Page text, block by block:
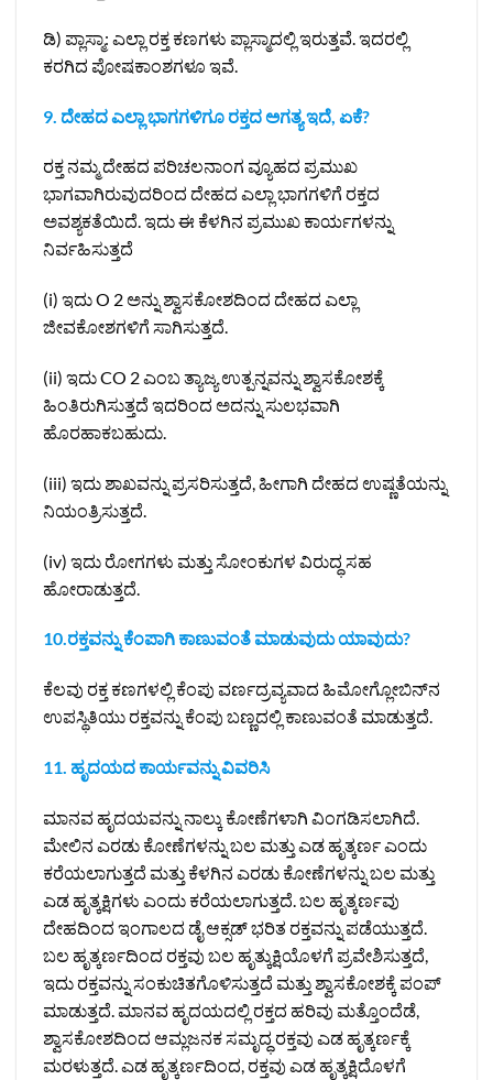
ಡಿ) ಪ್ಲಾಸ್ಮಾ: ಎಲ್ಲಾ ರಕ್ತ ಕಣಗಳು ಪ್ಲಾಸ್ಮಾದಲ್ಲಿ ಇರುತ್ತವೆ. ಇದರಲ್ಲಿ
ಕರಗಿದ ಪೋಷಕಾಂಶಗಳೂ ಇವೆ.
9. ದೇಹದ ಎಲ್ಲಾ ಭಾಗಗಳಿಗೂ ರಕ್ತದ ಅಗತ್ಯ ಇದೆ, ಏಕೆ?
ರಕ್ತ ನಮ್ಮ ದೇಹದ ಪರಿಚಲನಾಂಗ ವ್ಯೂಹದ ಪ್ರಮುಖ
ಭಾಗವಾಗಿರುವುದರಿಂದ ದೇಹದ ಎಲ್ಲಾ ಭಾಗಗಳಿಗೆ ರಕ್ತದ
ಅವಶ್ಯಕತೆಯಿದೆ. ಇದು ಈ ಕೆಳಗಿನ ಪ್ರಮುಖ ಕಾರ್ಯಗಳನ್ನು
ನಿರ್ವಹಿಸುತ್ತದೆ
(i) ಇದು O 2 ಅನ್ನು ಶ್ವಾಸಕೋಶದಿಂದ ದೇಹದ ಎಲ್ಲಾ
ಜೀವಕೋಶಗಳಿಗೆ ಸಾಗಿಸುತ್ತದೆ.
(ii) ಇದು CO 2 ಎಂಬ ತ್ಯಾಜ್ಯ ಉತ್ಪನ್ನವನ್ನು ಶ್ವಾಸಕೋಶಕ್ಕೆ
ಹಿಂತಿರುಗಿಸುತ್ತದೆ ಇದರಿಂದ ಅದನ್ನು ಸುಲಭವಾಗಿ
ಹೊರಹಾಕಬಹುದು.
(iii) ಇದು ಶಾಖವನ್ನು ಪ್ರಸರಿಸುತ್ತದೆ, ಹೀಗಾಗಿ ದೇಹದ ಉಷ್ಣತೆಯನ್ನು
ನಿಯಂತ್ರಿಸುತ್ತದೆ.
(iv) ಇದು ರೋಗಗಳು ಮತ್ತು ಸೋಂಕುಗಳ ವಿರುದ್ಧ ಸಹ
ಹೋರಾಡುತ್ತದೆ.
10.ರಕ್ತವನ್ನು ಕೆಂಪಾಗಿ ಕಾಣುವಂತೆ ಮಾಡುವುದು ಯಾವುದು?
ಕೆಲವು ರಕ್ತ ಕಣಗಳಲ್ಲಿ ಕೆಂಪು ವರ್ಣದ್ರವ್ಯವಾದ ಹಿಮೋಗ್ಲೋಬಿನ್‌ನ
ಉಪಸ್ಥಿತಿಯು ರಕ್ತವನ್ನು ಕೆಂಪು ಬಣ್ಣದಲ್ಲಿ ಕಾಣುವಂತೆ ಮಾಡುತ್ತದೆ.
11. ಹೃದಯದ ಕಾರ್ಯವನ್ನು ವಿವರಿಸಿ
ಮಾನವ ಹೃದಯವನ್ನು ನಾಲ್ಕು ಕೋಣೆಗಳಾಗಿ ವಿಂಗಡಿಸಲಾಗಿದೆ.
ಮೇಲಿನ ಎರಡು ಕೋಣೆಗಳನ್ನು ಬಲ ಮತ್ತು ಎಡ ಹೃತ್ಕರ್ಣ ಎಂದು
ಕರೆಯಲಾಗುತ್ತದೆ ಮತ್ತು ಕೆಳಗಿನ ಎರಡು ಕೋಣೆಗಳನ್ನು ಬಲ ಮತ್ತು
ಎಡ ಹೃತ್ಕಕ್ಷಿಗಳು ಎಂದು ಕರೆಯಲಾಗುತ್ತದೆ. ಬಲ ಹೃತ್ಕರ್ಣವು
ದೇಹದಿಂದ ಇಂಗಾಲದ ಡೈ ಆಕ್ಸಡ್ ಭರಿತ ರಕ್ತವನ್ನು ಪಡೆಯುತ್ತದೆ.
ಬಲ ಹೃತ್ಕರ್ಣದಿಂದ ರಕ್ತವು ಬಲ ಹೃತ್ಕುಕ್ಷಿಯೊಳಗೆ ಪ್ರವೇಶಿಸುತ್ತದೆ,
ಇದು ರಕ್ತವನ್ನು ಸಂಕುಚಿತಗೊಳಿಸುತ್ತದೆ ಮತ್ತು ಶ್ವಾಸಕೋಶಕ್ಕೆ ಪಂಪ್
ಮಾಡುತ್ತದೆ. ಮಾನವ ಹೃದಯದಲ್ಲಿ ರಕ್ತದ ಹರಿವು ಮತ್ತೊಂದೆಡೆ,
ಶ್ವಾಸಕೋಶದಿಂದ ಆಮ್ಲಜನಕ ಸಮೃದ್ಧ ರಕ್ತವು ಎಡ ಹೃತ್ಕರ್ಣಕ್ಕೆ
ಮರಳುತ್ತದೆ. ಎಡ ಹೃತ್ಕರ್ಣದಿಂದ, ರಕ್ತವು ಎಡ ಹೃತ್ಕಕ್ಷಿದೊಳಗೆ